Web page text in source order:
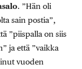
. ”Hän oli
sain postia”,
”piispalla on siis
ja että ”vaikka
vuoden